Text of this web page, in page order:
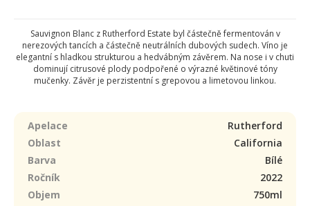
Sauvignon Blanc z Rutherford Estate byl částečně fermentován v
nerezových tancích a částečně neutrálních dubových sudech. Víno je
elegantní s hladkou strukturou a hedvábným závěrem. Na nose i v chuti
dominují citrusové plody podpořené o výrazné květinové tóny
mučenky. Závěr je perzistentní s grepovou a limetovou linkou.
Apelace
Rutherford
Oblast
California
Barva
Bílé
Ročník
2022
Objem
750ml